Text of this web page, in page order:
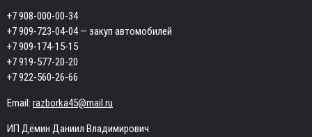
+7 908-000-00-34
+7 909-723-04-04— закуп автомобилей
+7 909-174-15-15
+7 919-577-20-20
+7 922-560-26-66
Email: razborka45@mail.ru
ИП Дёмин Даниил Владимирович